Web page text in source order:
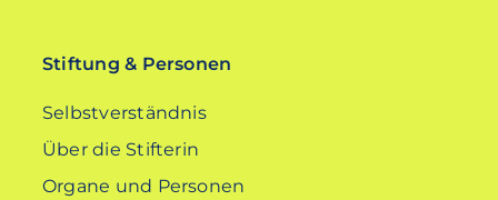
Stiftung & Personen
Selbstverständnis
Über die Stifterin
Organe und Personen